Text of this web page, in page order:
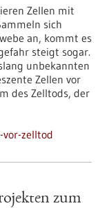
Zellen mit
sich
an, kommt es
steigt sogar.
unbekannten
Zellen vor
des Zelltods, der
zelltod
zum